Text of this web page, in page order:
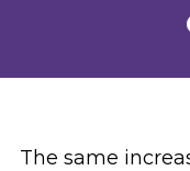
The same